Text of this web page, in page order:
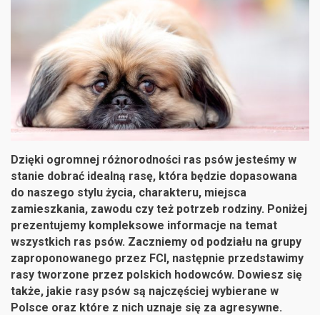
Dzięki ogromnej różnorodności ras psów jesteśmy w
stanie dobrać idealną rasę, która będzie dopasowana
do naszego stylu życia, charakteru, miejsca
zamieszkania, zawodu czy też potrzeb rodziny. Poniżej
prezentujemy kompleksowe informacje na temat
wszystkich ras psów. Zaczniemy od podziału na grupy
zaproponowanego przez FCI, następnie przedstawimy
rasy tworzone przez polskich hodowców. Dowiesz się
także, jakie rasy psów są najczęściej wybierane w
Polsce oraz które z nich uznaje się za agresywne.